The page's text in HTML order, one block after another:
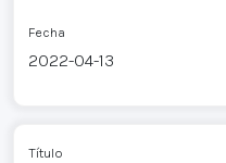
Fecha
2022-04-13
Título